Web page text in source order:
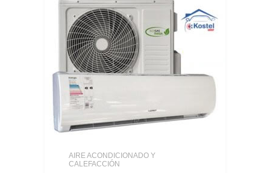
AIRE ACONDICIONADO Y
CALEFACCIÓN